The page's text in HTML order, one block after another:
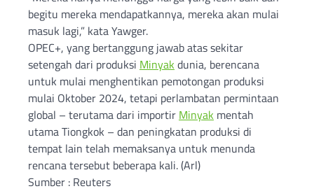
begitu mereka mendapatkannya, mereka akan mulai
masuk lagi,” kata Yawger.
OPEC+, yang bertanggung jawab atas sekitar
setengah dari produksi Minyak dunia, berencana
untuk mulai menghentikan pemotongan produksi
mulai Oktober 2024, tetapi perlambatan permintaan
global – terutama dari importir Minyak mentah
utama Tiongkok – dan peningkatan produksi di
tempat lain telah memaksanya untuk menunda
rencana tersebut beberapa kali. (Arl)
Sumber : Reuters